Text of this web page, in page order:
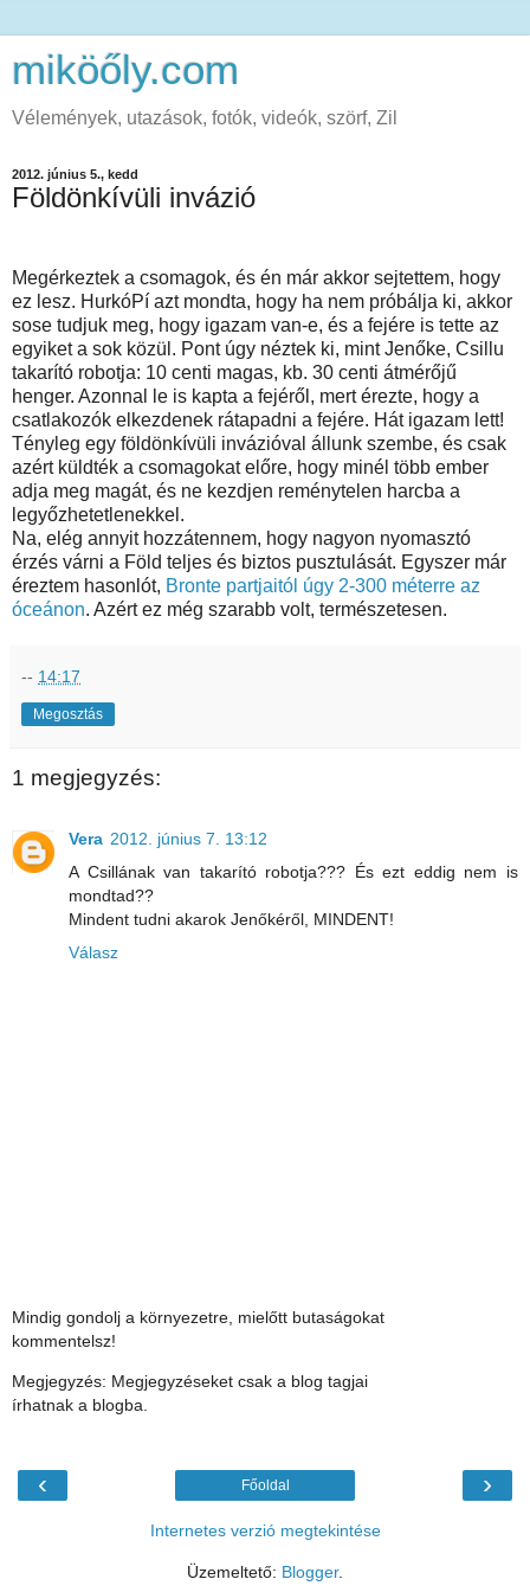
miköőly.com
Vélemények, utazások, fotók, videók, szörf, Zil
2012. június 5., kedd
Földönkívüli invázió
Megérkeztek a csomagok, és én már akkor sejtettem, hogy
ez lesz. HurkóPí azt mondta, hogy ha nem próbálja ki, akkor
sose tudjuk meg, hogy igazam van-e, és a fejére is tette az
egyiket a sok közül. Pont úgy néztek ki, mint Jenőke, Csillu
takarító robotja: 10 centi magas, kb. 30 centi átmérőjű
henger. Azonnal le is kapta a fejéről, mert érezte, hogy a
csatlakozók elkezdenek rátapadni a fejére. Hát igazam lett!
Tényleg egy földönkívüli invázióval állunk szembe, és csak
azért küldték a csomagokat előre, hogy minél több ember
adja meg magát, és ne kezdjen reménytelen harcba a
legyőzhetetlenekkel.
Na, elég annyit hozzátennem, hogy nagyon nyomasztó
érzés várni a Föld teljes és biztos pusztulását. Egyszer már
éreztem hasonlót, Bronte partjaitól úgy 2-300 méterre az
óceánon. Azért ez még szarabb volt, természetesen.
-- 14:17
Megosztás
1 megjegyzés:
Vera 2012. június 7. 13:12
A Csillának van takarító robotja??? És ezt eddig nem is
mondtad??
Mindent tudni akarok Jenőkéről, MINDENT!
Válasz
Mindig gondolj a környezetre, mielőtt butaságokat
kommentelsz!
Megjegyzés: Megjegyzéseket csak a blog tagjai
írhatnak a blogba.
‹ ›
Főoldal
Internetes verzió megtekintése
Üzemeltető: Blogger.